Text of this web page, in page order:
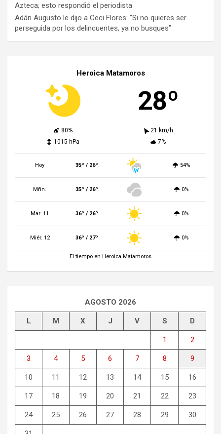
Azteca; esto respondió el periodista
Adán Augusto le dijo a Ceci Flores: “Si no quieres ser
perseguida por los delincuentes, ya no busques”
Heroica Matamoros
28º
80%
21 km/h
1015 hPa
7%
Hoy 35º / 26º 54%
Mñn. 35º / 26º 0%
Mar. 11 36º / 26º 0%
Miér. 12 36º / 27º 0%
El tiempo en Heroica Matamoros
AGOSTO 2026
L M X J V S D
1 2
3 4 5 6 7 8 9
10 11 12 13 14 15 16
17 18 19 20 21 22 23
24 25 26 27 28 29 30